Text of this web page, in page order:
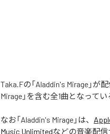
Taka.Fの「Aladdin's Mirage」
Mirage」を含む全1曲となってい
なお「Aladdin's Mirage 」は、
Music Unlimitedなどの音楽配信